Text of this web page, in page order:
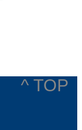
^ TOP